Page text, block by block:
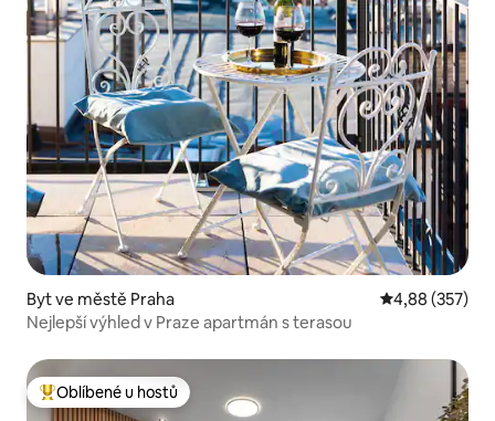
Byt ve městě Praha Průměrné
4,88 (357)
Nejlepší výhled v Praze apartmán s terasou
Nejlepší v kategorii Oblíbené u hostů
Oblíbené u hostů